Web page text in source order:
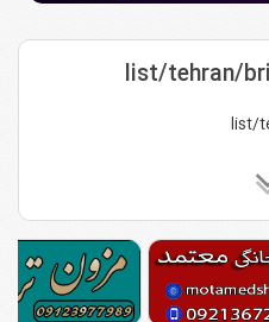
list/tehran/
list/